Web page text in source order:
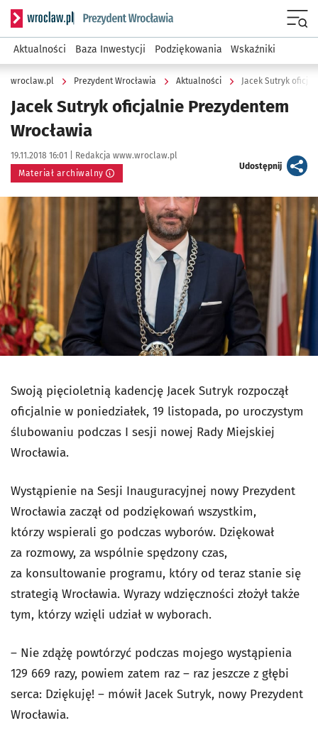
Serwis informacyjny wroclaw.pl podserwis: Prezydent
Aktualności Baza Inwestycji Podziękowania Wskaźniki
wroclaw.pl Prezydent Wrocławia Aktualności Jacek Sutryk
Jacek Sutryk oficjalnie Prezydentem
Wrocławia
Data publikacji:
19.11.2018 16:01 | Autor:
Redakcja www.wroclaw.pl
Materiał archiwalny
Udostępnijartykuł
Kliknij, aby powiększyć
Swoją pięcioletnią kadencję Jacek Sutryk rozpoczął
oficjalnie w poniedziałek, 19 listopada, po uroczystym
ślubowaniu podczas I sesji nowej Rady Miejskiej
Wrocławia.
Wystąpienie na Sesji Inauguracyjnej nowy Prezydent
Wrocławia zaczął od podziękowań wszystkim,
którzy wspierali go podczas wyborów. Dziękował
za rozmowy, za wspólnie spędzony czas,
za konsultowanie programu, który od teraz stanie się
strategią Wrocławia. Wyrazy wdzięczności złożył także
tym, którzy wzięli udział w wyborach.
– Nie zdążę powtórzyć podczas mojego wystąpienia
129 669 razy, powiem zatem raz – raz jeszcze z głębi
serca: Dziękuję! – mówił Jacek Sutryk, nowy Prezydent
Wrocławia.